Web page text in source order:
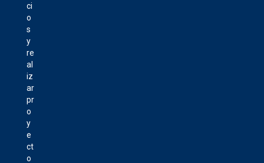
ci
o
s
y
re
al
iz
ar
pr
o
y
e
ct
o